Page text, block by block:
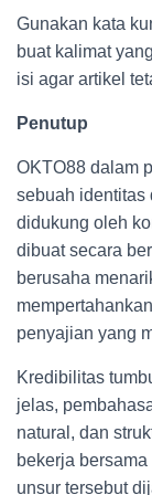
Gunakan kata
buat kalimat
isi agar artikel
Penutup
OKTO88 dalam
sebuah identitas
didukung oleh
dibuat secara
berusaha
penyajian yang
Kredibilitas
jelas,
natural, dan
bekerja
unsur tersebut